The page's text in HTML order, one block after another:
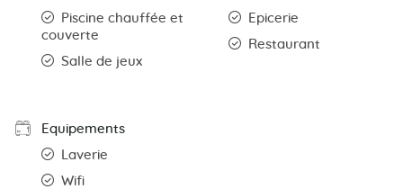
Piscine chauffée et
couverte
Salle de jeux
Epicerie
Restaurant
Equipements
Laverie
Wifi